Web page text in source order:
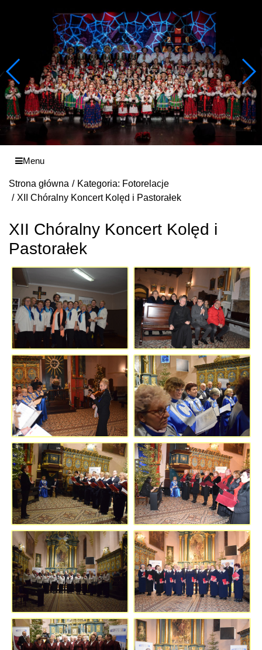
Menu
Strona główna
Kategoria: Fotorelacje
XII Chóralny Koncert Kolęd i Pastorałek
XII Chóralny Koncert Kolęd i
Pastorałek